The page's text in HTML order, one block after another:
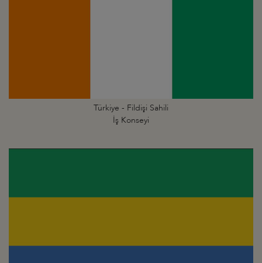
Türkiye - Fildişi Sahili
İş Konseyi